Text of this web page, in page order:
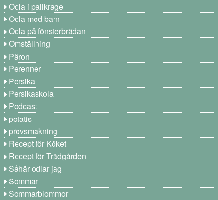
Odla i pallkrage
Odla med barn
Odla på fönsterbrädan
Omställning
Päron
Perenner
Persika
Persikaskola
Podcast
potatis
provsmakning
Recept för Köket
Recept för Trädgården
Såhär odlar jag
Sommar
Sommarblommor